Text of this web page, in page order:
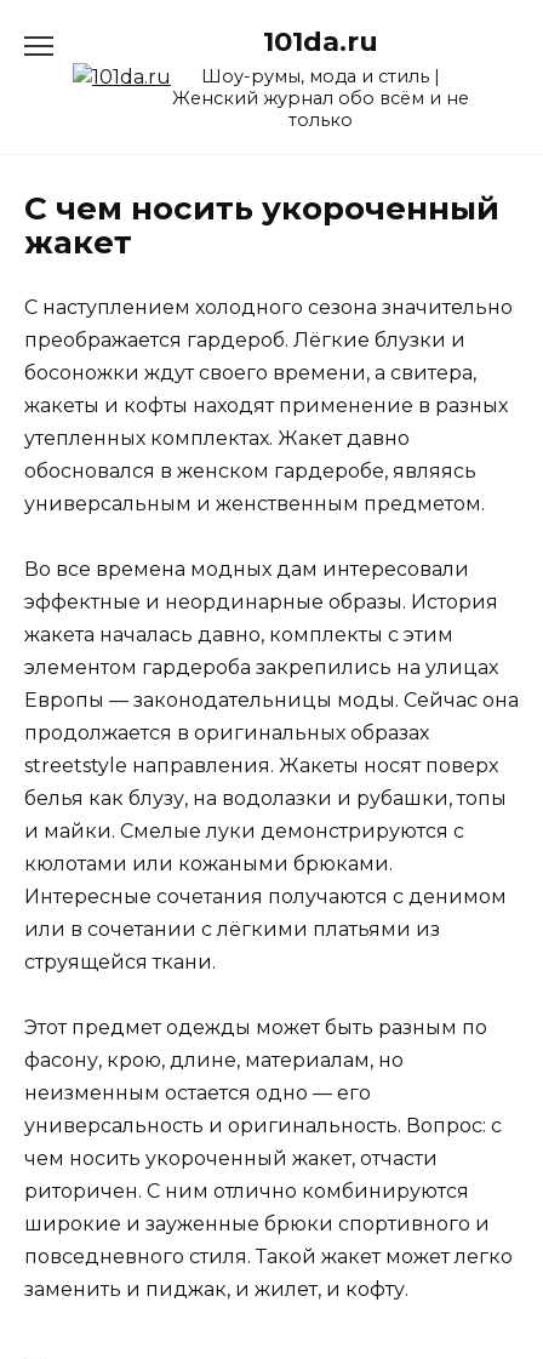
содержанию
101da.ru
Шоу-румы, мода и стиль |
Женский журнал обо всём и не
только
С чем носить укороченный
жакет
С наступлением холодного сезона значительно
преображается гардероб. Лёгкие блузки и
босоножки ждут своего времени, а свитера,
жакеты и кофты находят применение в разных
утепленных комплектах. Жакет давно
обосновался в женском гардеробе, являясь
универсальным и женственным предметом.
Во все времена модных дам интересовали
эффектные и неординарные образы. История
жакета началась давно, комплекты с этим
элементом гардероба закрепились на улицах
Европы — законодательницы моды. Сейчас она
продолжается в оригинальных образах
streetstyle направления. Жакеты носят поверх
белья как блузу, на водолазки и рубашки, топы
и майки. Смелые луки демонстрируются с
кюлотами или кожаными брюками.
Интересные сочетания получаются с денимом
или в сочетании с лёгкими платьями из
струящейся ткани.
Этот предмет одежды может быть разным по
фасону, крою, длине, материалам, но
неизменным остается одно — его
универсальность и оригинальность. Вопрос: с
чем носить укороченный жакет, отчасти
риторичен. С ним отлично комбинируются
широкие и зауженные брюки спортивного и
повседневного стиля. Такой жакет может легко
заменить и пиджак, и жилет, и кофту.